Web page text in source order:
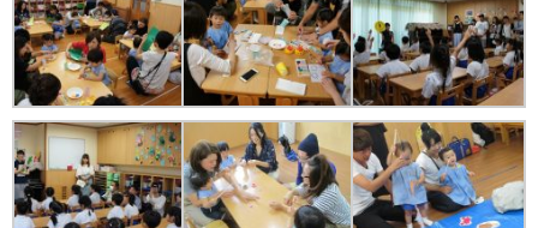
医師の許可証
勤務証明書
苦情解決公表
法人詳細情報